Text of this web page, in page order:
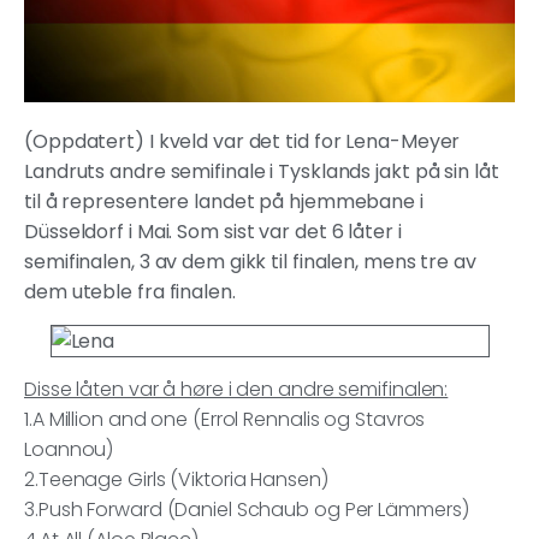
(Oppdatert) I kveld var det tid for Lena-Meyer
Landruts andre semifinale i Tysklands jakt på sin låt
til å representere landet på hjemmebane i
Düsseldorf i Mai.Som sist var det 6 låter i
semifinalen, 3 av dem gikk til finalen, mens tre av
dem uteble fra finalen.
Disse låten var å høre i den andre semifinalen:
1.A Million and one (Errol Rennalis og Stavros
Loannou)
2.Teenage Girls (Viktoria Hansen)
3.Push Forward (Daniel Schaub og Per Lämmers)